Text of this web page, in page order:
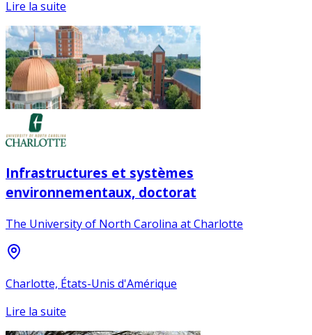
Lire la suite
Infrastructures et systèmes
environnementaux, doctorat
The University of North Carolina at Charlotte
Charlotte, États-Unis d'Amérique
Lire la suite